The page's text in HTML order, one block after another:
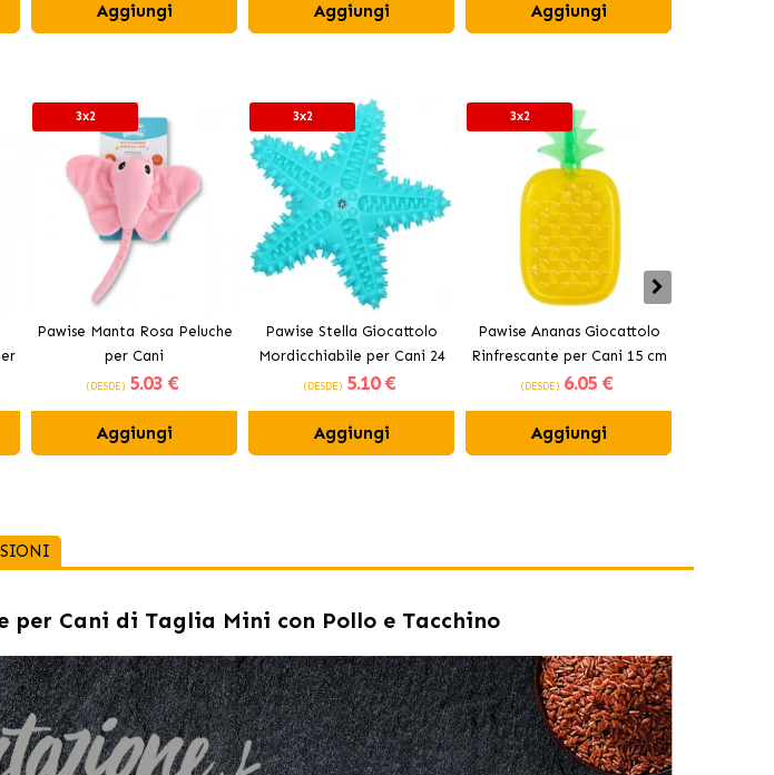
Aggiungi Aggiungi Aggiungi
3x2
Pawise Manta Rosa Peluche
per Cani
(DESDE) 5.03 €
Aggiungi
3x2
Pawise Stella Giocattolo
Mordicchiabile per Cani 24
cm
(DESDE) 5.10 €
Aggiungi
3x2
Pawise Ananas Giocattolo
Rinfrescante per Cani 15 cm
(DESDE) 6.05 €
Aggiungi
per Cani di Taglia Mini con Pollo e Tacchino